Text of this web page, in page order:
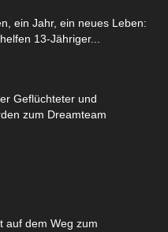
ein Jahr, ein neues Leben:
13-Jähriger...
Geflüchteter und
zum Dreamteam
auf dem Weg zum